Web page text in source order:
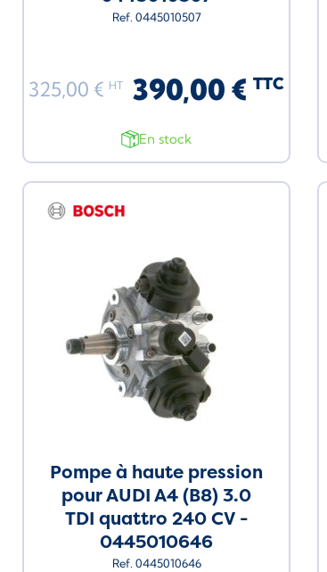
Ref. 0445010507
325,00 € HT 390,00 € TTC
En stock
Pompe à haute pression
pour AUDI A4 (B8) 3.0
TDI quattro 240 CV -
0445010646
Ref. 0445010646